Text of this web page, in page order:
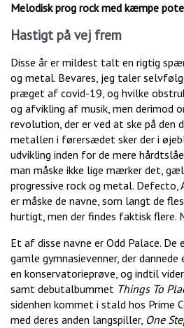
Melodisk prog rock med kæmpe
Hastigt på vej frem
Disse år er mildest talt en rigtig
og metal. Bevares, jeg taler
præget af covid-19, og hvilke
og afvikling af musik, men derimod
revolution, der er ved at ske på den
metallen i førersædet sker der i
udvikling inden for de mere
man måske ikke lige mærker det,
progressive rock og metal. Defecto,
er måske de navne, som langt de
hurtigt, men der findes faktisk flere.
Et af disse navne er Odd Palace.
gamle gymnasievenner, der
en konservatorieprøve, og indtil
samt debutalbummet Things To
sidenhen kommet i stald hos Prime
med deres anden langspiller, One